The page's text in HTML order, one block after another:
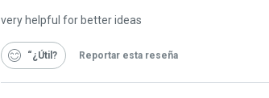
very helpful for better ideas
“¿Útil Reportar esta reseña